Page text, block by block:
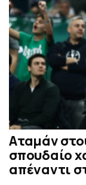
Αταμάν
σπουδαίο
απέναντι